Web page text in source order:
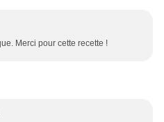
Merci pour cette recette !